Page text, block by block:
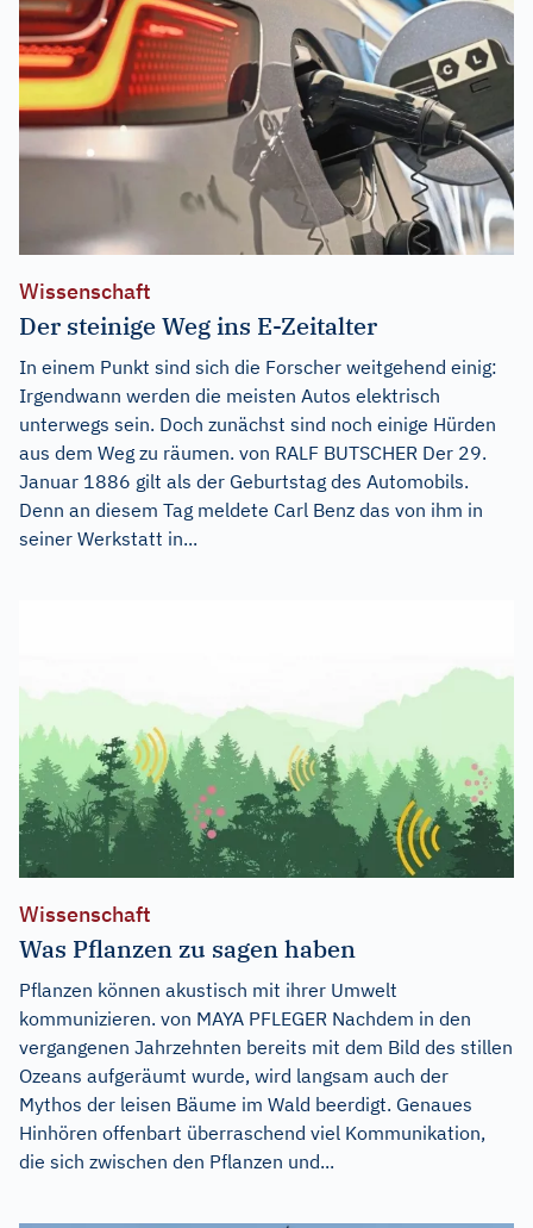
Wissenschaft
Der steinige Weg ins E-Zeitalter
In einem Punkt sind sich die Forscher weitgehend einig:
Irgendwann werden die meisten Autos elektrisch
unterwegs sein. Doch zunächst sind noch einige Hürden
aus dem Weg zu räumen. von RALF BUTSCHER Der 29.
Januar 1886 gilt als der Geburtstag des Automobils.
Denn an diesem Tag meldete Carl Benz das von ihm in
seiner Werkstatt in...
Wissenschaft
Was Pflanzen zu sagen haben
Pflanzen können akustisch mit ihrer Umwelt
kommunizieren. von MAYA PFLEGER Nachdem in den
vergangenen Jahrzehnten bereits mit dem Bild des stillen
Ozeans aufgeräumt wurde, wird langsam auch der
Mythos der leisen Bäume im Wald beerdigt. Genaues
Hinhören offenbart überraschend viel Kommunikation,
die sich zwischen den Pflanzen und...